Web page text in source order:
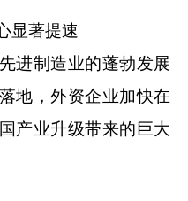
著提速
制造业的蓬勃发展
地，外资企业加快在
产业升级带来的巨大